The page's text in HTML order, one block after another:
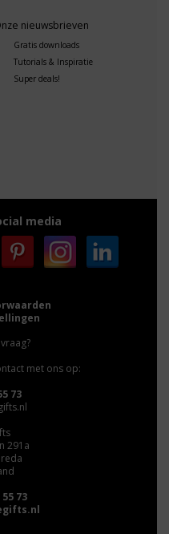
nieuwsbrieven
Gratis downloads
Tutorials & Inspiratie
Super deals!
media
met ons op:
73
291a
55 73